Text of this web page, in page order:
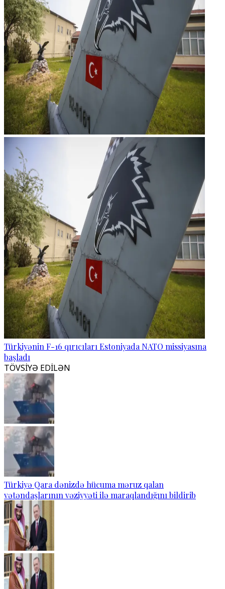
Türkiyənin F-16 qırıcıları Estoniyada NATO missiyasına
başladı
TÖVSİYƏ EDİLƏN
Türkiyə Qara dənizdə hücuma məruz qalan
vətəndaşlarının vəziyyəti ilə maraqlandığını bildirib